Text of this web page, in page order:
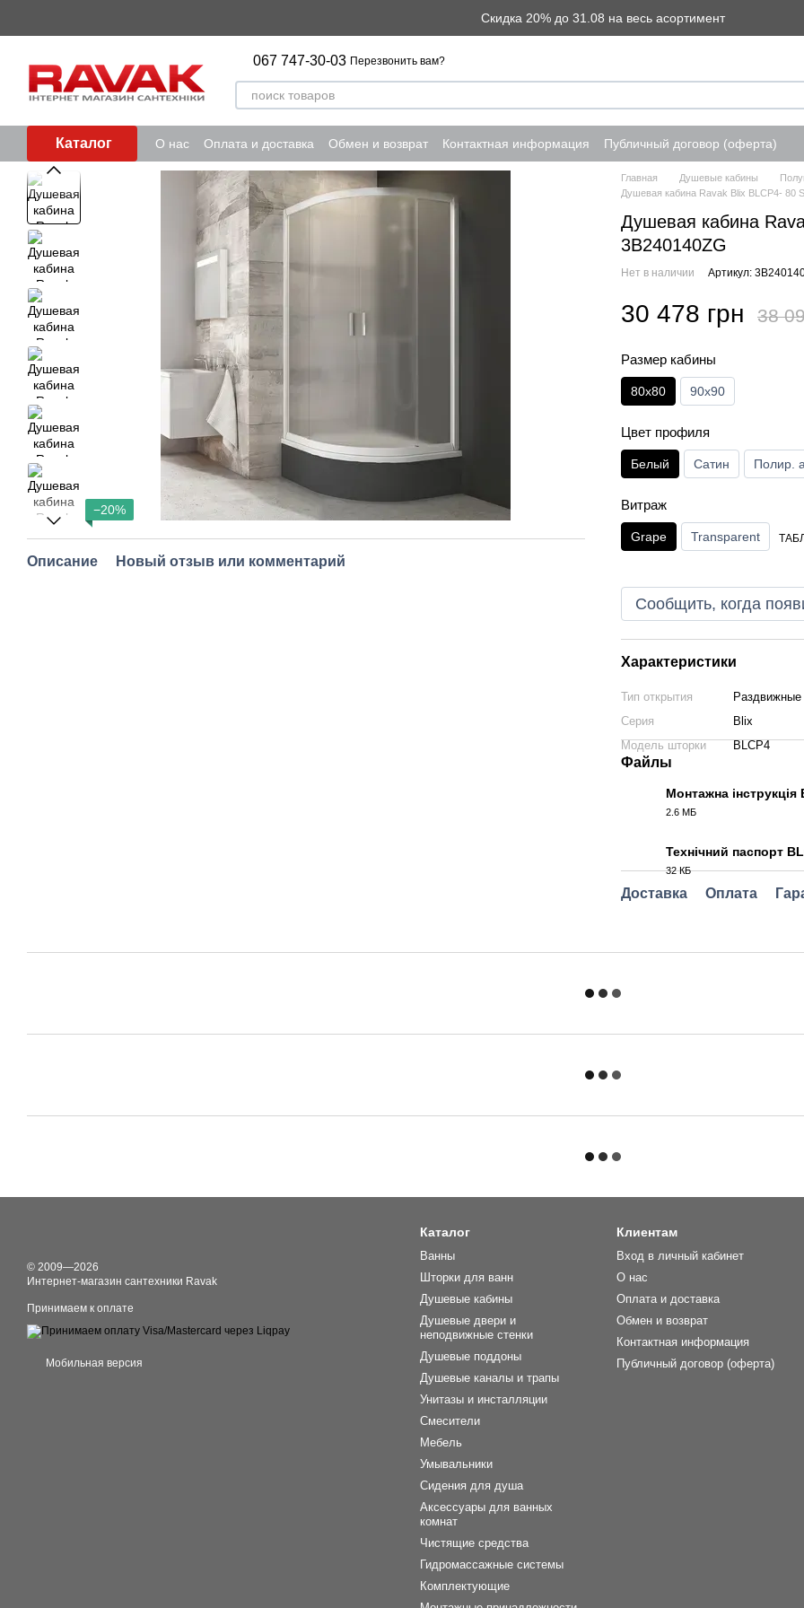
Скидка 20% до 31.08 на весь асортимент
067 747-30-03 Перезвонить вам?
Каталог О нас Оплата и доставка Обмен и возврат Контактная информация Публичный договор (оферта)
−20%
Описание Новый отзыв или комментарий
Главная Душевые кабины
Душевая кабина Ravak Blix BLCP4- 80
Душевая кабина
3B240140ZG
Нет в наличии Артикул:
30 478 грн 38
Размер кабины
80х80 90х90
Цвет профиля
Белый Сатин Полир.
Витраж
Grape Transparent
Сообщить, когда
Характеристики
Тип открытия
Раздвижные
Серия
Blix
Модель шторки
BLCP4
Файлы
Монтажна інструкція
2.6 МБ
Технічний паспорт
32 КБ
Доставка Оплата
© 2009—2026
Интернет-магазин сантехники Ravak
Принимаем к оплате
Мобильная версия
Каталог
Ванны
Шторки для ванн
Душевые кабины
Душевые двери и
неподвижные стенки
Душевые поддоны
Душевые каналы и трапы
Унитазы и инсталляции
Смесители
Мебель
Умывальники
Сидения для душа
Аксессуары для ванных
комнат
Чистящие средства
Гидромассажные системы
Комплектующие
Клиентам
Вход в личный кабинет
О нас
Оплата и доставка
Обмен и возврат
Контактная информация
Публичный договор (оферта)